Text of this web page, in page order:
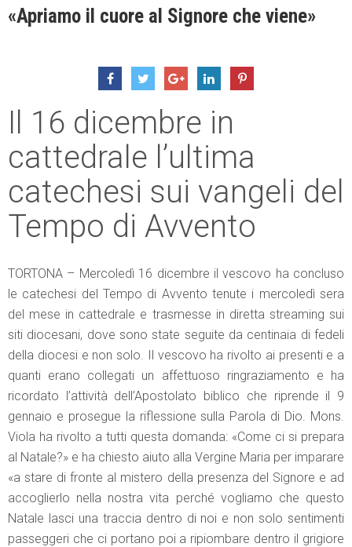
«Apriamo il cuore al Signore che viene»
Il 16 dicembre in
cattedrale l’ultima
catechesi sui vangeli del
Tempo di Avvento
TORTONA – Mercoledì 16 dicembre il vescovo ha concluso
le catechesi del Tempo di Avvento tenute i mercoledì sera
del mese in cattedrale e trasmesse in diretta streaming sui
siti diocesani, dove sono state seguite da centinaia di fedeli
della diocesi e non solo. Il vescovo ha rivolto ai presenti e a
quanti erano collegati un affettuoso ringraziamento e ha
ricordato l’attività dell’Apostolato biblico che riprende il 9
gennaio e prosegue la riflessione sulla Parola di Dio. Mons.
Viola ha rivolto a tutti questa domanda: «Come ci si prepara
al Natale?» e ha chiesto aiuto alla Vergine Maria per imparare
«a stare di fronte al mistero della presenza del Signore e ad
accoglierlo nella nostra vita perché vogliamo che questo
Natale lasci una traccia dentro di noi e non solo sentimenti
passeggeri che ci portano poi a ripiombare dentro il grigiore